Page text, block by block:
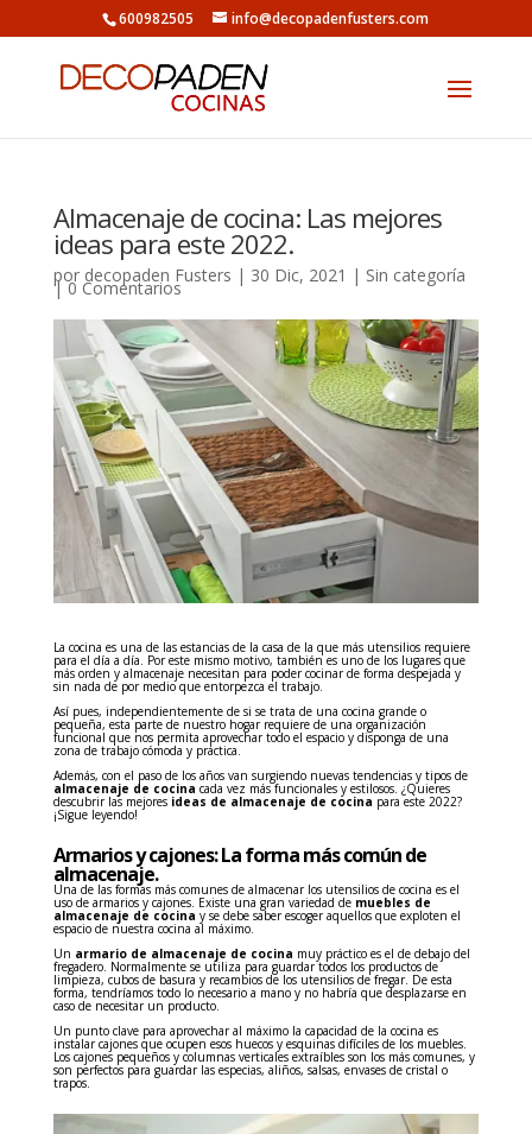
600982505 info@decopadenfusters.com
Almacenaje de cocina: Las mejores
ideas para este 2022.
por decopaden Fusters | 30 Dic, 2021 | Sin categoría
|0 Comentarios
La cocina es una de las estancias de la casa de la que más utensilios requiere
para el día a día. Por este mismo motivo, también es uno de los lugares que
más orden y almacenaje necesitan para poder cocinar de forma despejada y
sin nada de por medio que entorpezca el trabajo.
Así pues, independientemente de si se trata de una cocina grande o
pequeña, esta parte de nuestro hogar requiere de una organización
funcional que nos permita aprovechar todo el espacio y disponga de una
zona de trabajo cómoda y práctica.
Además, con el paso de los años van surgiendo nuevas tendencias y tipos de
almacenaje de cocina cada vez más funcionales y estilosos. ¿Quieres
descubrir las mejores ideas de almacenaje de cocina para este 2022?
¡Sigue leyendo!
Armarios y cajones: La forma más común de
almacenaje.
Una de las formas más comunes de almacenar los utensilios de cocina es el
uso de armarios y cajones. Existe una gran variedad de muebles de
almacenaje de cocina y se debe saber escoger aquellos que exploten el
espacio de nuestra cocina al máximo.
Un armario de almacenaje de cocina muy práctico es el de debajo del
fregadero. Normalmente se utiliza para guardar todos los productos de
limpieza, cubos de basura y recambios de los utensilios de fregar. De esta
forma, tendríamos todo lo necesario a mano y no habría que desplazarse en
caso de necesitar un producto.
Un punto clave para aprovechar al máximo la capacidad de la cocina es
instalar cajones que ocupen esos huecos y esquinas difíciles de los muebles.
Los cajones pequeños y columnas verticales extraíbles son los más comunes, y
son perfectos para guardar las especias, aliños, salsas, envases de cristal o
trapos.